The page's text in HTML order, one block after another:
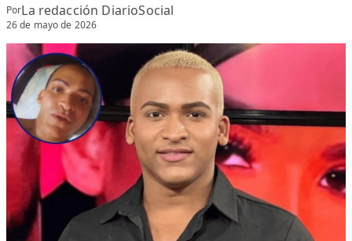
PorLa redacción DiarioSocial
26 de mayo de 2026